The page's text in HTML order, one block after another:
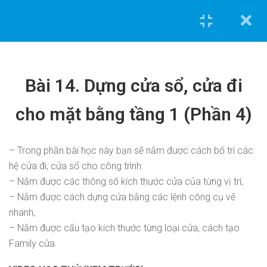
1.1
Bài 0. Bức tranh tư
định mức công
1.3
Bài 2. Đọc bản vẽ
danh mục công
1.4
Bài 3. Hướng dẫn
sử dụng phần
read
'top'
of
Bài 14. Dựng cửa sổ, cửa đi
cho mặt bằng tầng 1 (Phần 4)
– Trong phần bài học này bạn sẽ nắm được cách bố trí các
hệ cửa đi, cửa sổ cho công trình.
– Nắm được các thông số kích thước cửa của từng vị trí,
– Nắm được cách dựng cửa bằng các lệnh công cụ vẽ
nhanh,
– Nắm được cấu tạo kích thước từng loại cửa, cách tạo
Family cửa.
0962.636.325
0978.969.288
Khóa học tiêu biểu
Tính toán và triển khai bản vẽ kết cấu [Nhà phố] bằng
Etabs và Autocad
Tính toán và triển khai bản vẽ điện nước [Nhà phố] bằng